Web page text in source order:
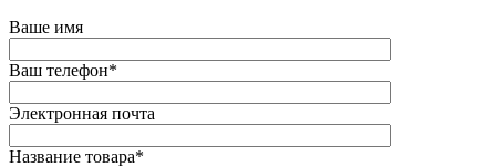
Ваше имя
Ваш телефон*
Электронная почта
Название товара*